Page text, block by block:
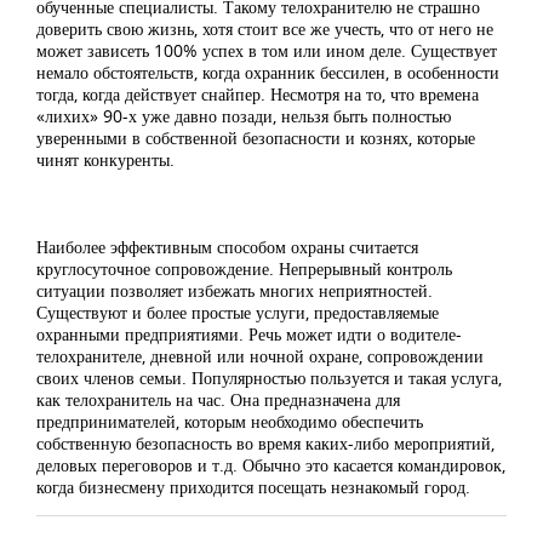
обученные специалисты. Такому телохранителю не страшно
доверить свою жизнь, хотя стоит все же учесть, что от него не
может зависеть 100% успех в том или ином деле. Существует
немало обстоятельств, когда охранник бессилен, в особенности
тогда, когда действует снайпер. Несмотря на то, что времена
«лихих» 90-х уже давно позади, нельзя быть полностью
уверенными в собственной безопасности и кознях, которые
чинят конкуренты.
Наиболее эффективным способом охраны считается
круглосуточное сопровождение. Непрерывный контроль
ситуации позволяет избежать многих неприятностей.
Существуют и более простые услуги, предоставляемые
охранными предприятиями. Речь может идти о водителе-
телохранителе, дневной или ночной охране, сопровождении
своих членов семьи. Популярностью пользуется и такая услуга,
как телохранитель на час. Она предназначена для
предпринимателей, которым необходимо обеспечить
собственную безопасность во время каких-либо мероприятий,
деловых переговоров и т.д. Обычно это касается командировок,
когда бизнесмену приходится посещать незнакомый город.